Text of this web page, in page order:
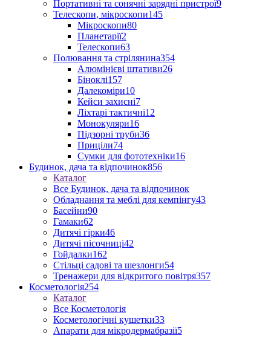
Портативні та сонячні зарядні пристрої9
Телескопи, мікроскопи145
Мікроскопи80
Планетарії2
Телескопи63
Полювання та стрілянина354
Алюмінієві штативи26
Біноклі157
Далекоміри10
Кейси захисні7
Ліхтарі тактичні12
Монокуляри16
Підзорні труби36
Приціли74
Сумки для фототехніки16
Будинок, дача та відпочинок856
Каталог
Все Будинок, дача та відпочинок
Обладнання та меблі для кемпінгу43
Басейни90
Гамаки62
Дитячі гірки46
Дитячі пісочниці42
Гойдалки162
Стільці садові та шезлонги54
Тренажери для відкритого повітря357
Косметологія254
Каталог
Все Косметологія
Косметологічні кушетки33
Апарати для мікродермабразії5